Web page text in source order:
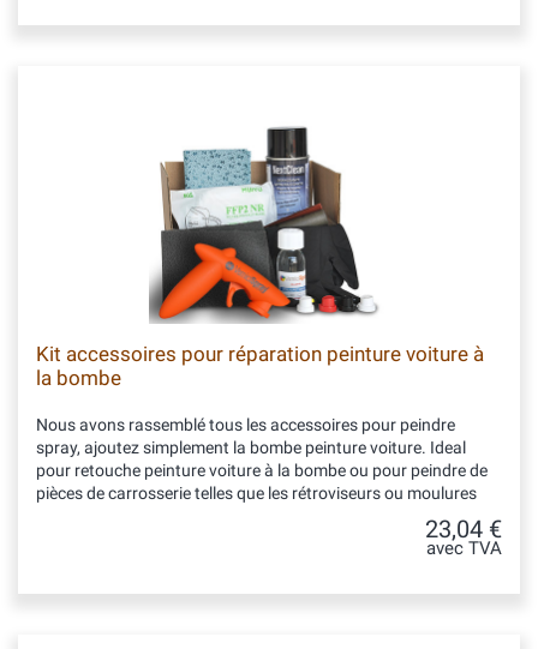
Kit accessoires pour réparation peinture voiture à
la bombe
Nous avons rassemblé tous les accessoires pour peindre
spray, ajoutez simplement la bombe peinture voiture. Ideal
pour retouche peinture voiture à la bombe ou pour peindre de
pièces de carrosserie telles que les rétroviseurs ou moulures
23,04 €
avec TVA